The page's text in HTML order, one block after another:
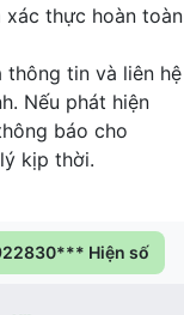
xác thực hoàn toàn
thông tin và liên hệ
Nếu phát hiện
báo cho
kịp thời.
Hiện số